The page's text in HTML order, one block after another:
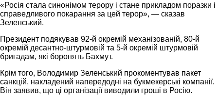
«Росія стала синонімом терору і стане прикладом поразки і
справедливого покарання за цей терор», — сказав
Зеленський.
Президент подякував 92-й окремій механізованій, 80-й
окремій десантно-штурмовій та 5-й окремій штурмовій
бригадам, які боронять Бахмут.
Крім того, Володимир Зеленський прокоментував пакет
санкцій, накладений напередодні на букмекерські компанії.
Він заявив, що ці організації виводили гроші в Росію.